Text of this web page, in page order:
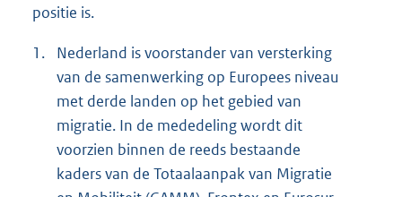
positie is.
1.
Nederland is voorstander van versterking
van de samenwerking op Europees niveau
met derde landen op het gebied van
migratie. In de mededeling wordt dit
voorzien binnen de reeds bestaande
kaders van de Totaalaanpak van Migratie